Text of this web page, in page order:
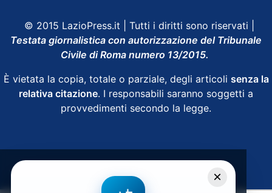
© 2015 LazioPress.it | Tutti i diritti sono riservati |
Testata giornalistica con autorizzazione del Tribunale
Civile di Roma numero 13/2015.
È vietata la copia, totale o parziale, degli articoli senza la
relativa citazione. I responsabili saranno soggetti a
provvedimenti secondo la legge.
×